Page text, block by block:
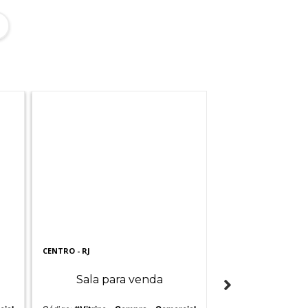
CENTRO - RJ
Sala para venda